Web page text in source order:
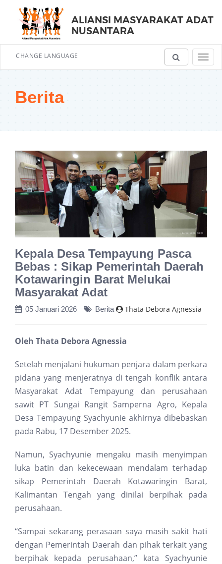
ALIANSI MASYARAKAT ADAT
NUSANTARA
CHANGE LANGUAGE
Berita
Kepala Desa Tempayung Pasca
Bebas : Sikap Pemerintah Daerah
Kotawaringin Barat Melukai
Masyarakat Adat
05 Januari 2026 Berita Thata Debora Agnessia
Oleh Thata Debora Agnessia
Setelah menjalani hukuman penjara dalam perkara
pidana yang menjeratnya di tengah konflik antara
Masyarakat Adat Tempayung dan perusahaan
sawit PT Sungai Rangit Samperna Agro, Kepala
Desa Tempayung Syachyunie akhirnya dibebaskan
pada Rabu, 17 Desember 2025.
Namun, Syachyunie mengaku masih menyimpan
luka batin dan kekecewaan mendalam terhadap
sikap Pemerintah Daerah Kotawaringin Barat,
Kalimantan Tengah yang dinilai berpihak pada
perusahaan.
“Sampai sekarang perasaan saya masih sakit hati
dengan Pemerintah Daerah dan pihak terkait yang
berpihak kepada perusahaan,” kata Syachyunie